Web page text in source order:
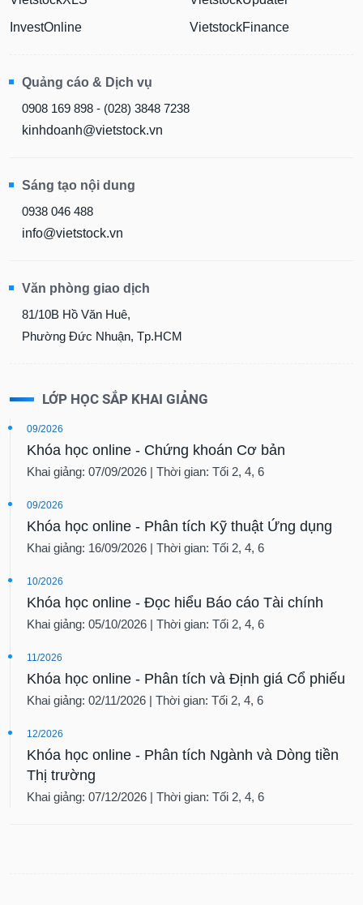
InvestOnline
VietstockFinance
Quảng cáo & Dịch vụ
0908 169 898 - (028) 3848 7238
kinhdoanh@vietstock.vn
Sáng tạo nội dung
0938 046 488
info@vietstock.vn
Văn phòng giao dịch
81/10B Hồ Văn Huê,
Phường Đức Nhuận, Tp.HCM
LỚP HỌC SẮP KHAI GIẢNG
09/2026
Khóa học online - Chứng khoán Cơ bản
Khai giảng: 07/09/2026 | Thời gian: Tối 2, 4, 6
09/2026
Khóa học online - Phân tích Kỹ thuật Ứng dụng
Khai giảng: 16/09/2026 | Thời gian: Tối 2, 4, 6
10/2026
Khóa học online - Đọc hiểu Báo cáo Tài chính
Khai giảng: 05/10/2026 | Thời gian: Tối 2, 4, 6
11/2026
Khóa học online - Phân tích và Định giá Cổ phiếu
Khai giảng: 02/11/2026 | Thời gian: Tối 2, 4, 6
12/2026
Khóa học online - Phân tích Ngành và Dòng tiền
Thị trường
Khai giảng: 07/12/2026 | Thời gian: Tối 2, 4, 6
viết
tác
giả
Báo
cáo
tích
ngữ
(-)
vụ
Đào
chính
Công
đầu
Truyền